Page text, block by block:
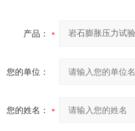
产品：
您的单位：
您的姓名：